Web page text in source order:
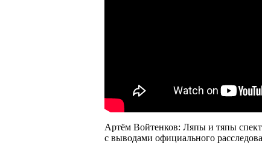
Артём Войтенков: Ляпы и тяпы
с выводами официального